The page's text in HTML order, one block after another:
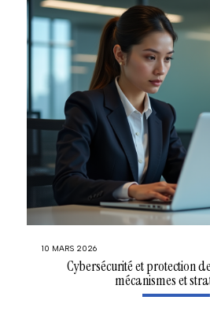
10 MARS 2026
Cybersécurité et protection
mécanismes et